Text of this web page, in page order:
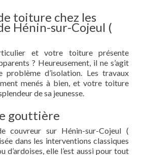
toiture chez les
Hénin-sur-Cojeul (
et votre toiture présente
? Heureusement, il ne s’agit
d’isolation. Les travaux
menés à bien, et votre toiture
de sa jeunesse.
gouttière
couvreur sur Hénin-sur-Cojeul (
dans les interventions classiques
d’ardoises, elle l’est aussi pour tout